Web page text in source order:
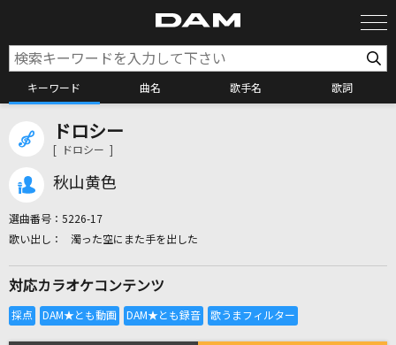
キーワード 曲名 歌手名 歌詞
全国りれき
ドロシー
[ ドロシー ]
秋山黄色
選曲番号： 5226-17
濁った空にまた手を出した
対応カラオケコンテンツ